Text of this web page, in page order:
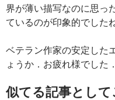
界が薄い描写なのに思っ
ているのが印象的でした
ベテラン作家の安定した
ょうか．お疲れ様でした．
似てる記事とし